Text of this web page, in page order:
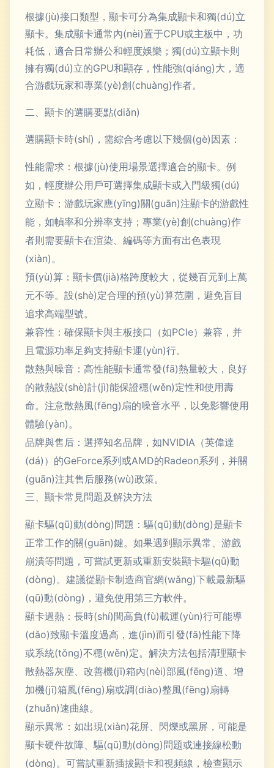
根據(jù)接口類型，顯卡可分為集成顯卡和獨(dú)立
顯卡。集成顯卡通常內(nèi)置于CPU或主板中，功
耗低，適合日常辦公和輕度娛樂；獨(dú)立顯卡則
擁有獨(dú)立的GPU和顯存，性能強(qiáng)大，適
合游戲玩家和專業(yè)創(chuàng)作者。
二、顯卡的選購要點(diǎn)
選購顯卡時(shí)，需綜合考慮以下幾個(gè)因素：
性能需求：根據(jù)使用場景選擇適合的顯卡。例
如，輕度辦公用戶可選擇集成顯卡或入門級獨(dú)
立顯卡；游戲玩家應(yīng)關(guān)注顯卡的游戲性
能，如幀率和分辨率支持；專業(yè)創(chuàng)作
者則需要顯卡在渲染、編碼等方面有出色表現
(xiàn)。
預(yù)算：顯卡價(jià)格跨度較大，從幾百元到上萬
元不等。設(shè)定合理的預(yù)算范圍，避免盲目
追求高端型號。
兼容性：確保顯卡與主板接口（如PCIe）兼容，并
且電源功率足夠支持顯卡運(yùn)行。
散熱與噪音：高性能顯卡通常發(fā)熱量較大，良好
的散熱設(shè)計(jì)能保證穩(wěn)定性和使用壽
命。注意散熱風(fēng)扇的噪音水平，以免影響使用
體驗(yàn)。
品牌與售后：選擇知名品牌，如NVIDIA（英偉達
(dá)）的GeForce系列或AMD的Radeon系列，并關
(guān)注其售后服務(wù)政策。
三、顯卡常見問題及解決方法
顯卡驅(qū)動(dòng)問題：驅(qū)動(dòng)是顯卡
正常工作的關(guān)鍵。如果遇到顯示異常、游戲
崩潰等問題，可嘗試更新或重新安裝顯卡驅(qū)動
(dòng)。建議從顯卡制造商官網(wǎng)下載最新驅
(qū)動(dòng)，避免使用第三方軟件。
顯卡過熱：長時(shí)間高負(fù)載運(yùn)行可能導
(dǎo)致顯卡溫度過高，進(jìn)而引發(fā)性能下降
或系統(tǒng)不穩(wěn)定。解決方法包括清理顯卡
散熱器灰塵、改善機(jī)箱內(nèi)部風(fēng)道、增
加機(jī)箱風(fēng)扇或調(diào)整風(fēng)扇轉
(zhuǎn)速曲線。
顯示異常：如出現(xiàn)花屏、閃爍或黑屏，可能是
顯卡硬件故障、驅(qū)動(dòng)問題或連接線松動
(dòng)。可嘗試重新插拔顯卡和視頻線，檢查顯示